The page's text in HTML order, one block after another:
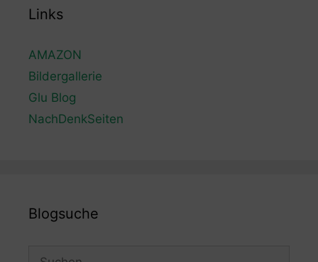
Links
AMAZON
Bildergallerie
Glu Blog
NachDenkSeiten
Blogsuche